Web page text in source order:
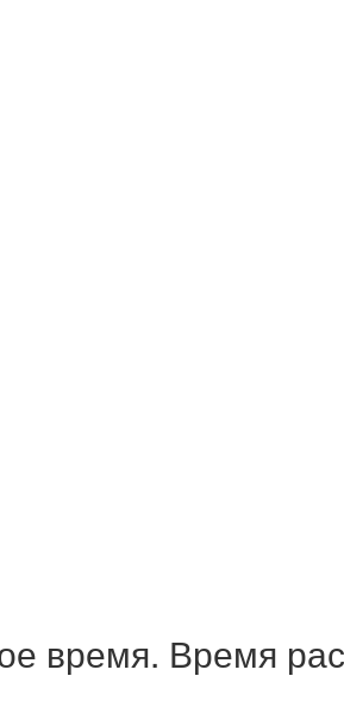
время. Время